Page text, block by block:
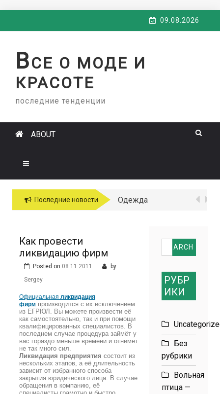
09.08.2026
ВСЕ О МОДЕ И
КРАСОТЕ
последние тенденции
ABOUT
Последние новости
Одежда
Как провести
ликвидацию фирм
Posted on 08.11.2011
by
Sergey
Официальная ликвидация
фирм производится с их исключением
из ЕГРЮЛ. Вы можете произвести её
как самостоятельно, так и при помощи
квалифицированных специалистов. В
последнем случае процедура займёт у
вас гораздо меньше времени и отнимет
не так много сил.
Ликвидация предприятия состоит из
нескольких этапов, а её длительность
зависит от избранного способа
закрытия юридического лица. В случае
обращения в компанию, её
Search
for:
РУБР
ИКИ
Без
рубрики
Вольная
птица —